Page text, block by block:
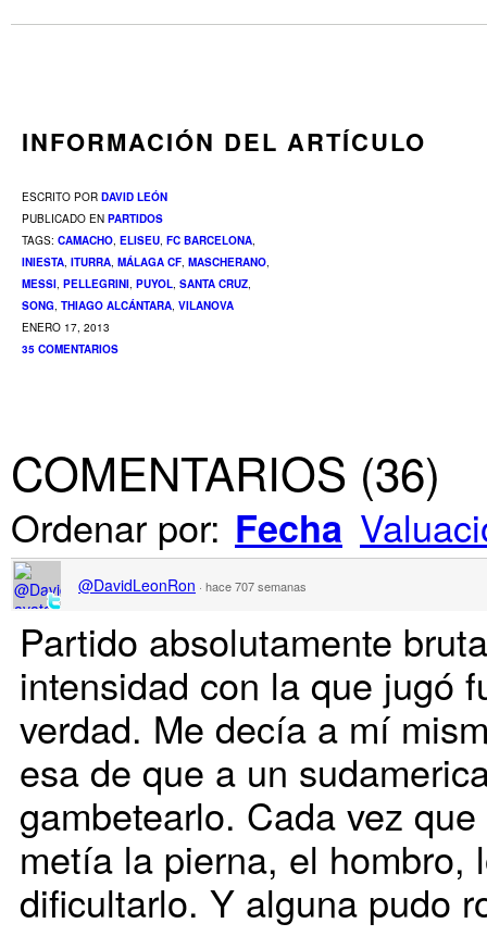
INFORMACIÓN DEL ARTÍCULO
ESCRITO POR DAVID LEÓN
PUBLICADO EN PARTIDOS
TAGS: CAMACHO, ELISEU, FC BARCELONA,
INIESTA, ITURRA, MÁLAGA CF, MASCHERANO,
MESSI, PELLEGRINI, PUYOL, SANTA CRUZ,
SONG, THIAGO ALCÁNTARA, VILANOVA
ENERO 17, 2013
35 COMENTARIOS
COMENTARIOS (36)
Ordenar por: Fecha
@DavidLeonRon · hace 707 semanas
Partido absolutamente
intensidad con la que jugó
verdad. Me decía a mí
esa de que a un
gambetearlo. Cada vez
metía la pierna, el hombro,
dificultarlo. Y alguna pudo